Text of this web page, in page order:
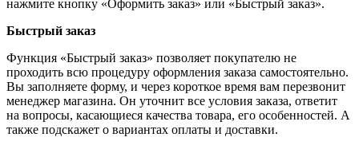
нажмите кнопку «Оформить заказ» или «Быстрый заказ».
Быстрый заказ
Функция «Быстрый заказ» позволяет покупателю не
проходить всю процедуру оформления заказа самостоятельно.
Вы заполняете форму, и через короткое время вам перезвонит
менеджер магазина. Он уточнит все условия заказа, ответит
на вопросы, касающиеся качества товара, его особенностей. А
также подскажет о вариантах оплаты и доставки.